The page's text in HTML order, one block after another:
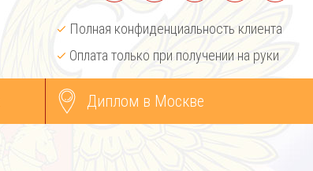
Полная конфиденциальность клиента
Оплата только при получении на руки
Диплом в Москве